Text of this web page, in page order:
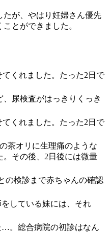
が、やはり妊婦さん優先
とができました。
くれました。たった2日で
尿検査がはっきりくっき
くれました。たった2日で
茶オリに生理痛のような
その後、2日後には微量
の検診まで赤ちゃんの確認
している妹には、それ
…。総合病院の初診はなん